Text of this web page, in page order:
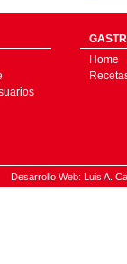
Home
Desarrollo Web: Luis